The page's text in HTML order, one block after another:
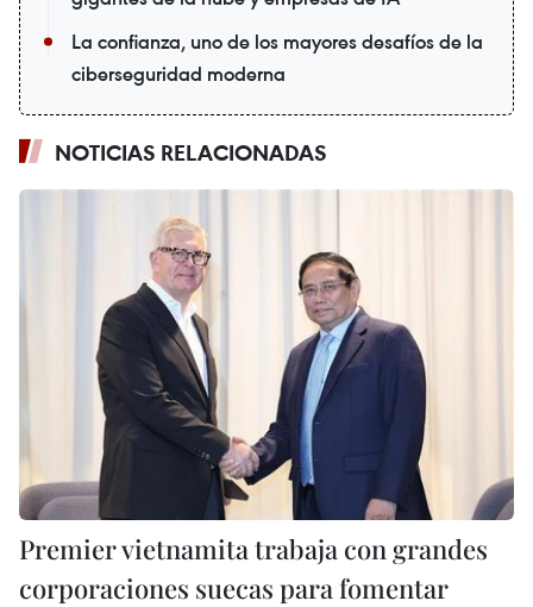
La confianza, uno de los mayores desafíos de la
ciberseguridad moderna
NOTICIAS RELACIONADAS
Premier vietnamita trabaja con grandes
corporaciones suecas para fomentar